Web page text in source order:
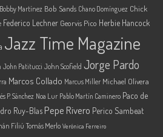
Bobby Martínez Bob Sands Chano Domínguez Chick
Federico Lechner Georvis Pico Herbie Hancock
Jazz Time Magazine
John Patitucci John Scofield Jorge Pardo
Marcos Collado Marcus Miller Michael Olivera
P. Sánchez Noa Lur Pablo Martín Caminero Paco de
Ruy-Blas Pepe Rivero Perico Sambeat
Filiú Tomás Merlo Verónica Ferreiro